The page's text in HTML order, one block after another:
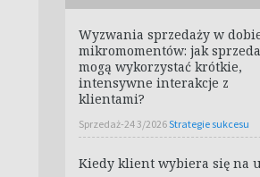
Wyzwania sprzedaży w
mikromomentów: jak
mogą wykorzystać krótkie,
intensywne interakcje z
klientami?
Sprzedaż-24 3/2026Strategie sukcesu
Kiedy klient wybiera się na